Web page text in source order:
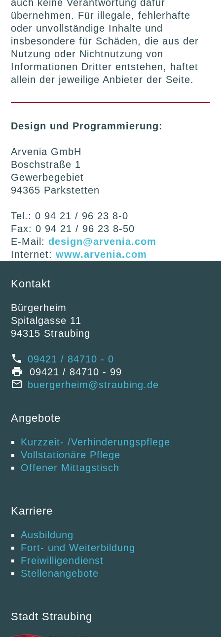
auch keine Verantwortung dafür
übernehmen. Für illegale, fehlerhafte
oder unvollständige Inhalte und
insbesondere für Schäden, die aus der
Nutzung oder Nichtnutzung von
Informationen Dritter entstehen, haftet
allein der jeweilige Anbieter der Seite.
Design und Programmierung:
Arvenia GmbH
Boschstraße 1
Gewerbegebiet
94365 Parkstetten
Tel.: 0 94 21 / 96 23 8-0
Fax: 0 94 21 / 96 23 8-50
E-Mail:design@arvenia.com
Internet:www.arvenia.com
Kontakt
Bürgerheim
Spitalgasse 11
94315 Straubing
09421 / 84710 - 0
09421 / 84710 - 99
buergerheim@straubing.de
Angebote
Kurzzeit- /Verhinderungspflege
Vollstationäre Pflege
Offener Mittagstisch
Karriere
Ausbildung
Fort- und Weiterbildung
Freiwilligendienst
Stellenangebote
Stadt Straubing